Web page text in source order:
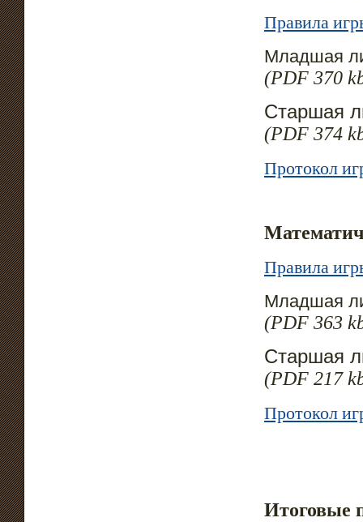
Правила
Младшая
(PDF 370
Старшая
(PDF 374
Протокол
Правила
Младшая
(PDF 363
Старшая
(PDF 217
Протокол
Итоговые